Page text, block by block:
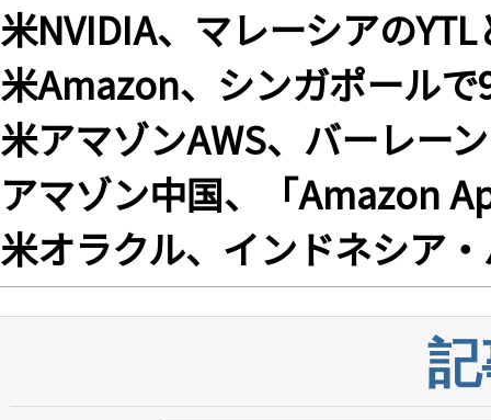
米NVIDIA、マレーシアの
米Amazon、シンガポール
米アマゾンAWS、バーレー
アマゾン中国、「Amazon
米オラクル、インドネシア